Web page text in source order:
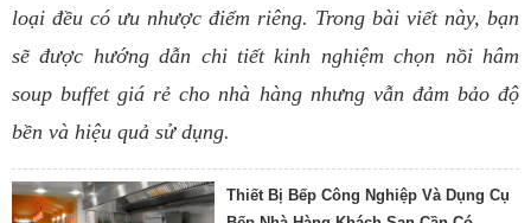
loại đều có ưu nhược điểm riêng. Trong bài viết này, bạn
sẽ được hướng dẫn chi tiết kinh nghiệm chọn nồi hâm
soup buffet giá rẻ cho nhà hàng nhưng vẫn đảm bảo độ
bền và hiệu quả sử dụng.
Thiết Bị Bếp Công Nghiệp Và Dụng Cụ